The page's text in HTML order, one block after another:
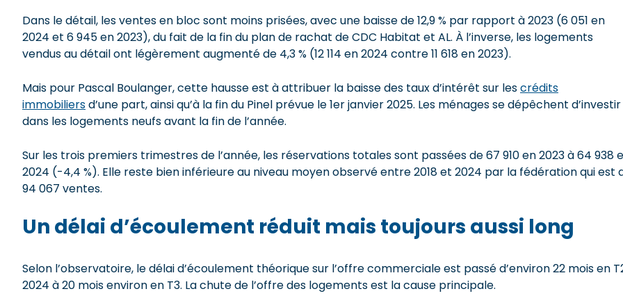
Dans le détail, les ventes en bloc sont moins prisées, avec une baisse de 12,9 % par rapport à 2023 (6 051 en
2024 et 6 945 en 2023), du fait de la fin du plan de rachat de CDC Habitat et AL. À l’inverse, les logements
vendus au détail ont légèrement augmenté de 4,3 % (12 114 en 2024 contre 11 618 en 2023).
Mais pour Pascal Boulanger, cette hausse est à attribuer la baisse des taux d’intérêt sur lescrédits
immobiliersd’une part, ainsi qu’à la fin du Pinel prévue le 1er janvier 2025. Les ménages se dépêchent d’investir
dans les logements neufs avant la fin de l’année.
Sur les trois premiers trimestres de l’année, les réservations totales sont passées de 67 910 en 2023 à 64 938
2024 (-4,4 %). Elle reste bien inférieure au niveau moyen observé entre 2018 et 2024 par la fédération qui est
94 067 ventes.
Un délai d’écoulement réduit mais toujours aussi long
Selon l’observatoire, le délai d’écoulement théorique sur l’offre commerciale est passé d’environ 22 mois en
2024 à 20 mois environ en T3. La chute de l’offre des logements est la cause principale.